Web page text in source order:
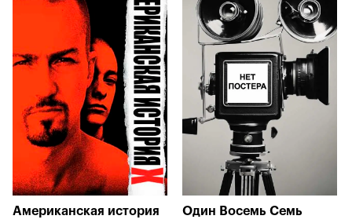
Американская история
Один Восемь Семь